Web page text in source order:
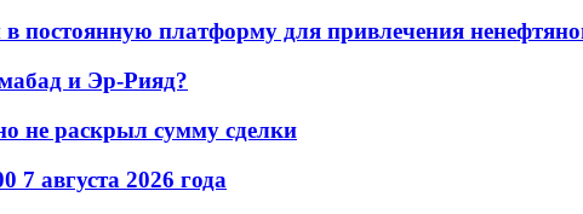
постоянную платформу для привлечения
и Эр-Рияд?
не раскрыл сумму сделки
7 августа 2026 года